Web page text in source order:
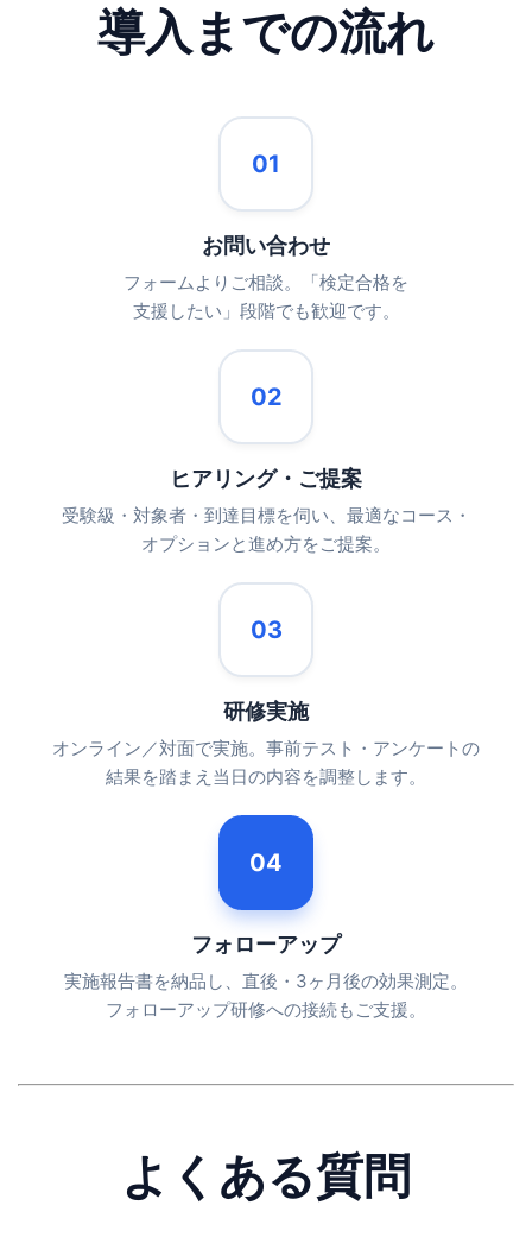
導入までの流れ
01
お問い合わせ
フォームよりご相談。「検定合格を
支援したい」段階でも歓迎です。
02
ヒアリング・ご提案
受験級・対象者・到達目標を伺い、最適なコース・
オプションと進め方をご提案。
03
研修実施
オンライン／対面で実施。事前テスト・アンケートの
結果を踏まえ当日の内容を調整します。
04
フォローアップ
実施報告書を納品し、直後・3ヶ月後の効果測定。
フォローアップ研修への接続もご支援。
よくある質問